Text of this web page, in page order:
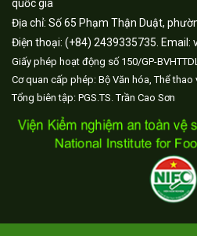
quốc gia
Địa chỉ: Số 65 Phạm Thận Duật,
Điện thoại: (+84) 2439335735. Email:
Giấy phép hoạt động số 150/GP-
Cơ quan cấp phép: Bộ Văn hóa, Thể thao
Tổng biên tập: PGS.TS. Trần Cao Sơn